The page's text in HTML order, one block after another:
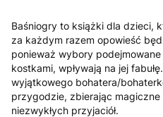
Baśniogry to książki dla dzieci,
za każdym razem opowieść
ponieważ wybory
kostkami, wpływają na jej
wyjątkowego bohatera/
przygodzie, zbierając
niezwykłych przyjaciół.